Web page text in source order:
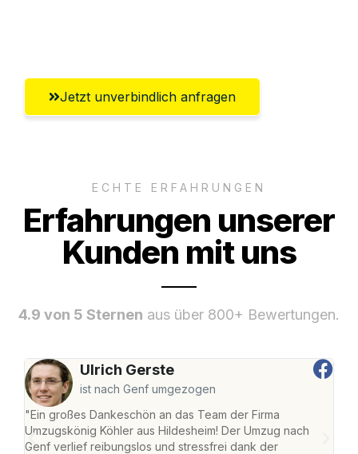
Jetzt unverbindlich anfragen
ECHTE ERFAHRUNGEN
Erfahrungen unserer
Kunden mit uns
4.9 von 5 Sternen aus über 800+ Bewertungen.
Ulrich Gerste
ist nach Genf umgezogen
"Ein großes Dankeschön an das Team der Firma
Umzugskönig Köhler aus Hildesheim! Der Umzug nach
Genf verlief reibungslos und stressfrei dank der